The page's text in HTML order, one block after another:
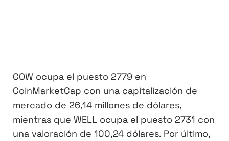
COW ocupa el puesto 2779 en
CoinMarketCap con una capitalización de
mercado de 26,14 millones de dólares,
mientras que WELL ocupa el puesto 2731 con
una valoración de 100,24 dólares. Por último,